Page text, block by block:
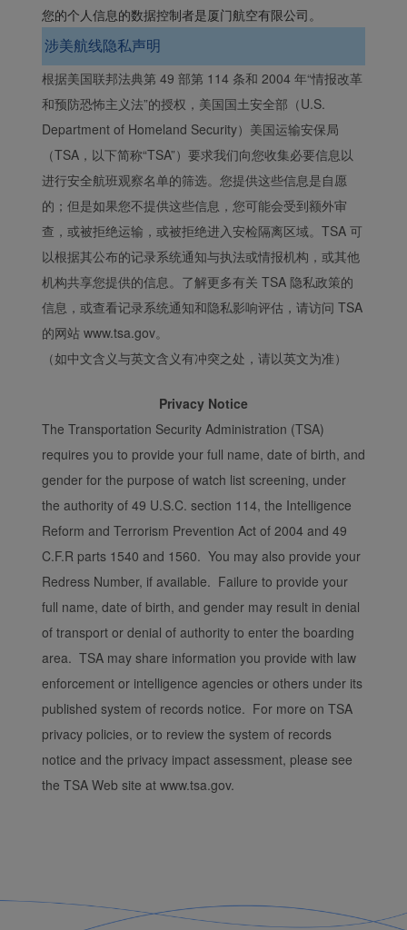
您的个人信息的数据控制者是厦门航空有限公司。
涉美航线隐私声明
根据美国联邦法典第 49 部第 114 条和 2004 年“情报改革
和预防恐怖主义法”的授权，美国国土安全部（U.S.
Department of Homeland Security）美国运输安保局
（TSA，以下简称“TSA”）要求我们向您收集必要信息以
进行安全航班观察名单的筛选。您提供这些信息是自愿
的；但是如果您不提供这些信息，您可能会受到额外审
查，或被拒绝运输，或被拒绝进入安检隔离区域。TSA 可
以根据其公布的记录系统通知与执法或情报机构，或其他
机构共享您提供的信息。了解更多有关 TSA 隐私政策的
信息，或查看记录系统通知和隐私影响评估，请访问 TSA
的网站 www.tsa.gov。
（如中文含义与英文含义有冲突之处，请以英文为准）
Privacy Notice
The Transportation Security Administration (TSA)
requires you to provide your full name, date of birth, and
gender for the purpose of watch list screening, under
the authority of 49 U.S.C. section 114, the Intelligence
Reform and Terrorism Prevention Act of 2004 and 49
C.F.R parts 1540 and 1560. You may also provide your
Redress Number, if available. Failure to provide your
full name, date of birth, and gender may result in denial
of transport or denial of authority to enter the boarding
area. TSA may share information you provide with law
enforcement or intelligence agencies or others under its
published system of records notice. For more on TSA
privacy policies, or to review the system of records
notice and the privacy impact assessment, please see
the TSA Web site at www.tsa.gov.